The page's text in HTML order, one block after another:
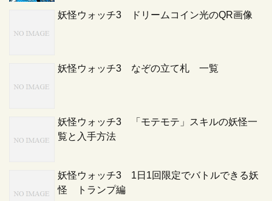
妖怪ウォッチ3 ドリームコイン光のQR画像
妖怪ウォッチ3 なぞの立て札 一覧
妖怪ウォッチ3 「モテモテ」スキルの妖怪一
覧と入手方法
妖怪ウォッチ3 1日1回限定でバトルできる妖
怪 トランプ編